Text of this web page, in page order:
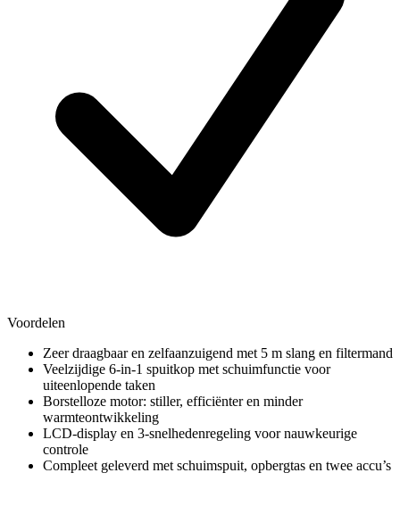
Voordelen
Zeer draagbaar en zelfaanzuigend met 5 m slang en filtermand
Veelzijdige 6-in-1 spuitkop met schuimfunctie voor
uiteenlopende taken
Borstelloze motor: stiller, efficiënter en minder
warmteontwikkeling
LCD-display en 3-snelhedenregeling voor nauwkeurige
controle
Compleet geleverd met schuimspuit, opbergtas en twee accu’s